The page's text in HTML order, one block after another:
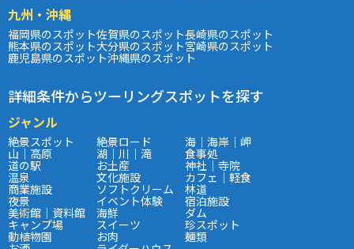
九州・沖縄
福岡県のスポット佐賀県のスポット長崎県のスポット
熊本県のスポット大分県のスポット宮崎県のスポット
鹿児島県のスポット沖縄県のスポット
詳細条件からツーリングスポットを探す
ジャンル
絶景スポット 絶景ロード 海｜海岸｜岬
山｜高原 湖｜川｜滝 食事処
道の駅 お土産 神社｜寺院
温泉 文化施設 カフェ｜軽食
商業施設 ソフトクリーム 林道
夜景 イベント体験 宿泊施設
美術館｜資料館 海鮮 ダム
キャンプ場 スイーツ 珍スポット
動植物園 お肉 麺類